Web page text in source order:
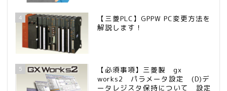
4
【三菱PLC】GPPW PC変更方法を
解説します！
5
【必須事項】三菱製 gx
works2 パラメータ設定 (D)デ
ータレジスタ保持について 設定